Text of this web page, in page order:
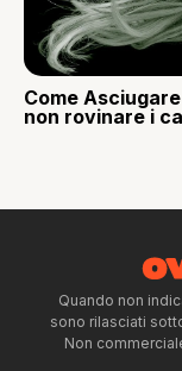
Come
non rovinare i
Quando non
sono rilasciati
Non